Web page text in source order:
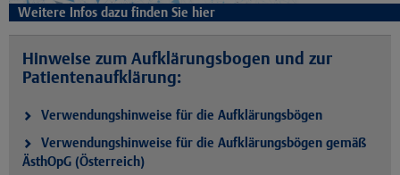
Weitere Infos dazu finden Sie hier
Hinweise zum Aufklärungsbogen und zur
Patientenaufklärung:
Verwendungshinweise für die Aufklärungsbögen
Verwendungshinweise für die Aufklärungsbögen gemäß
ÄsthOpG (Österreich)